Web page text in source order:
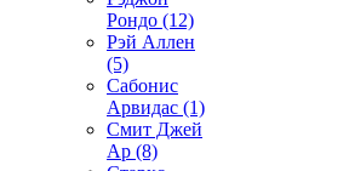
Рондо (12)
Рэй Аллен
(5)
Сабонис
Арвидас (1)
Смит Джей
Ар (8)